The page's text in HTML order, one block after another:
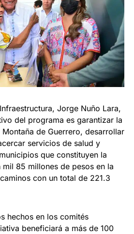
Jorge Nuño Lara,
del programa es garantizar la
de Guerrero, desarrollar
servicios de salud y
que constituyen la
85 millones de pesos en la
con un total de 221.3
hechos en los comités
beneficiará a más de 100